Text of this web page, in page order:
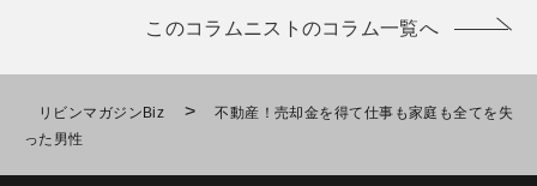
このコラムニストのコラム一覧へ
リビンマガジンBiz >
不動産！売却金を得て仕事も家庭も全てを失
った男性